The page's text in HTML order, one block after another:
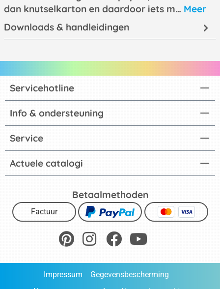
dan knutselkarton en daardoor iets m… Meer
Downloads & handleidingen
Actuele catalogi
Servicehotline
Info & ondersteuning
Service
Betaalmethoden
Factuur
Impressum
Gegevensbescherming